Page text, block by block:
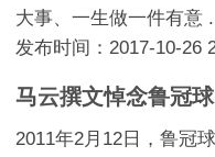
大事、一生做一件有意
发布时间：2017-10-26
马云撰文悼念鲁冠
2011年2月12日，鲁冠